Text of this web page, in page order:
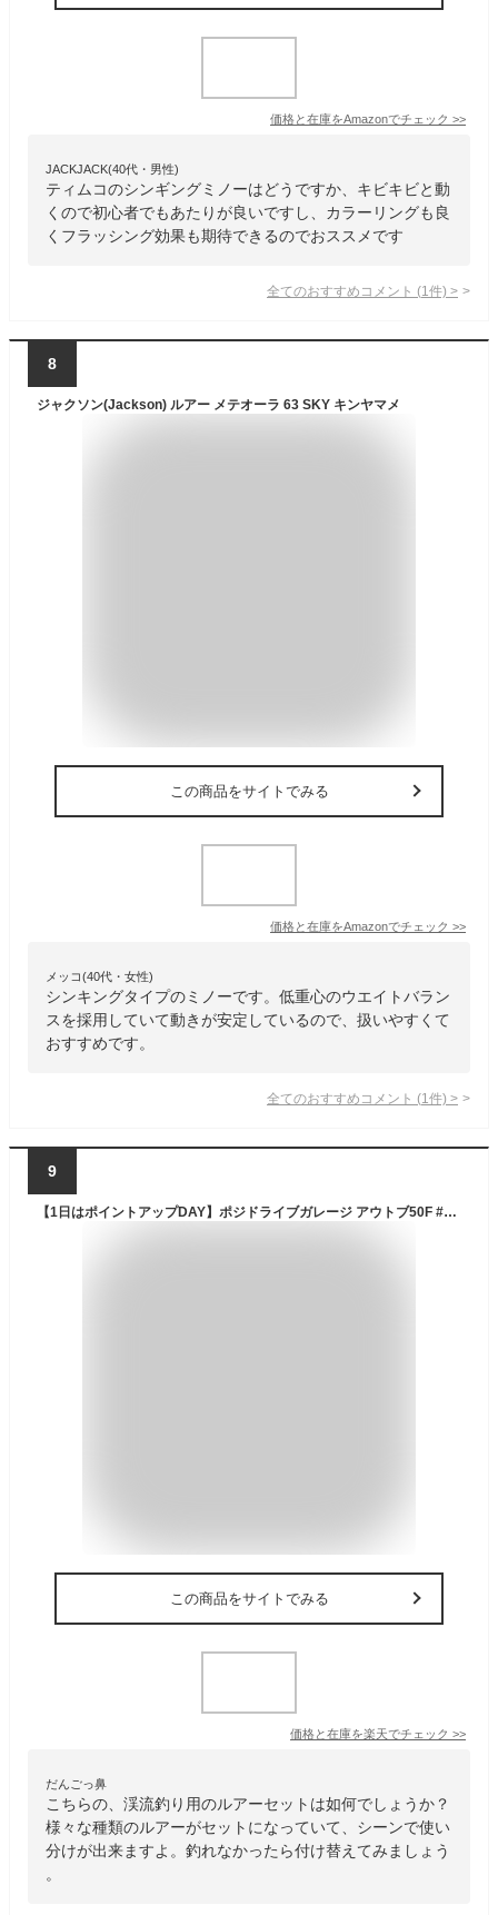
価格と在庫をAmazonでチェック >>
JACKJACK(40代・男性)
ティムコのシンギングミノーはどうですか、キビキビと動
くので初心者でもあたりが良いですし、カラーリングも良
くフラッシング効果も期待できるのでおススメです
全てのおすすめコメント (1 件) >
8
ジャクソン(Jackson) ルアー メテオーラ 63 SKY キンヤマメ
この商品をサイトでみる
価格と在庫をAmazonでチェック >>
メッコ(40代・女性)
シンキングタイプのミノーです。低重心のウエイトバラン
スを採用していて動きが安定しているので、扱いやすくて
おすすめです。
全てのおすすめコメント (1 件) >
9
【1日はポイントアップDAY】ポジドライブガレージ アウトブ50F #09 紅ヤマメ メール便配送可 [ルアー1]
この商品をサイトでみる
価格と在庫を楽天でチェック >>
だんごっ鼻
こちらの、渓流釣り用のルアーセットは如何でしょうか？
様々な種類のルアーがセットになっていて、シーンで使い
分けが出来ますよ。釣れなかったら付け替えてみましょう
。